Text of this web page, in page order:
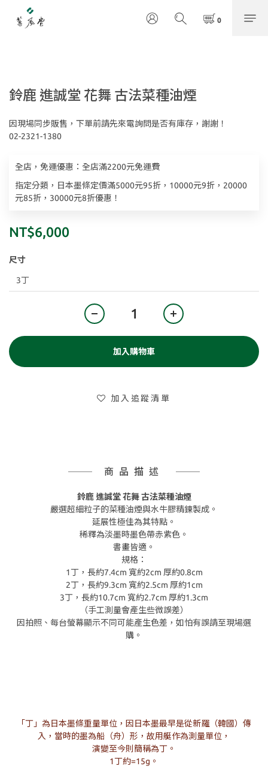
鈴鹿 進誠堂 花舞 古法菜種油煙
因現場同步販售，下單前請先來電詢問是否有庫存，謝謝！
02-2321-1380
全店，免運優惠：全店滿2200元免運費
指定分類，日本墨條定價滿5000元95折，10000元9折，20000
元85折，30000元8折優惠！
NT$6,000
尺寸
加入購物車
加入追蹤清單
商品描述
鈴鹿 進誠堂 花舞 古法菜種油煙
嚴選超細粒子的菜種油煙與水牛膠精鍊製成。
延展性極佳為其特點。
稀釋為淡墨時墨色帶赤紫色。
書畫皆適。
規格：
1丁，長約7.4cm 寬約2cm 厚約0.8cm
2丁，長約9.3cm 寬約2.5cm 厚約1cm
3丁，長約10.7cm 寬約2.7cm 厚約1.3cm
（手工測量會產生些微誤差）
因拍照、每台螢幕顯示不同可能產生色差，如怕有誤請至現場選
購。
「丁」為日本墨條重量單位，因日本墨最早是從新羅（韓國）傳
入，當時的墨為船（舟）形，故用艇作為測量單位，
演變至今則簡稱為丁。
1丁約=15g。